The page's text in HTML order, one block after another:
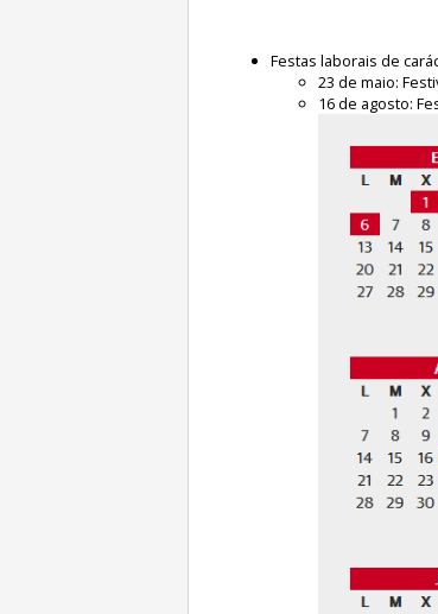
Festas laborais de
23 de maio:
16 de agosto: